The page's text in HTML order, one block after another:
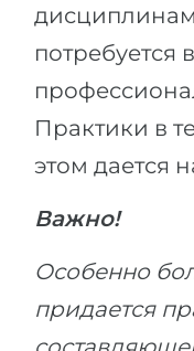
потребуется
Практики в
этом дается
Важно!
Особенно
придается